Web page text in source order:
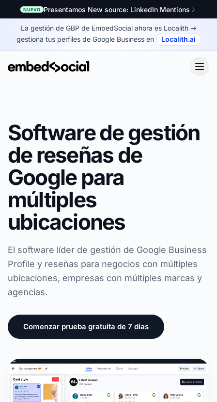
NUEVO Presentamos New source: LinkedIn Mentions
La gestión de GBP de EmbedSocial ahora es Localith →
gestiona tus perfiles de Google Business en
Localith.ai
Software de gestión
de reseñas de
Google para
múltiples
ubicaciones
El software líder de gestión de Google Business
Profile y reseñas para negocios con múltiples
ubicaciones, empresas con múltiples marcas y
agencias.
Comenzar prueba gratuita de 7 días